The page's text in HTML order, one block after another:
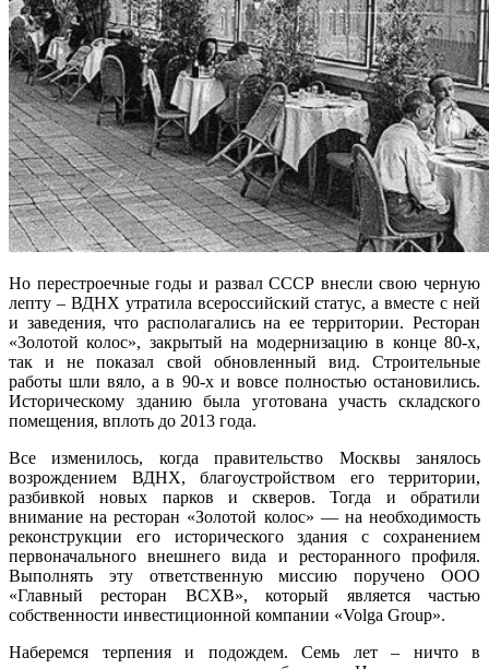
Но перестроечные годы и развал СССР внесли свою черную
лепту – ВДНХ утратила всероссийский статус, а вместе с ней
и заведения, что располагались на ее территории. Ресторан
«Золотой колос», закрытый на модернизацию в конце 80-х,
так и не показал свой обновленный вид. Строительные
работы шли вяло, а в 90-х и вовсе полностью остановились.
Историческому зданию была уготована участь складского
помещения, вплоть до 2013 года.
Все изменилось, когда правительство Москвы занялось
возрождением ВДНХ, благоустройством его территории,
разбивкой новых парков и скверов. Тогда и обратили
внимание на ресторан «Золотой колос» — на необходимость
реконструкции его исторического здания с сохранением
первоначального внешнего вида и ресторанного профиля.
Выполнять эту ответственную миссию поручено ООО
«Главный ресторан ВСХВ», который является частью
собственности инвестиционной компании «Volga Group».
Наберемся терпения и подождем. Семь лет – ничто в